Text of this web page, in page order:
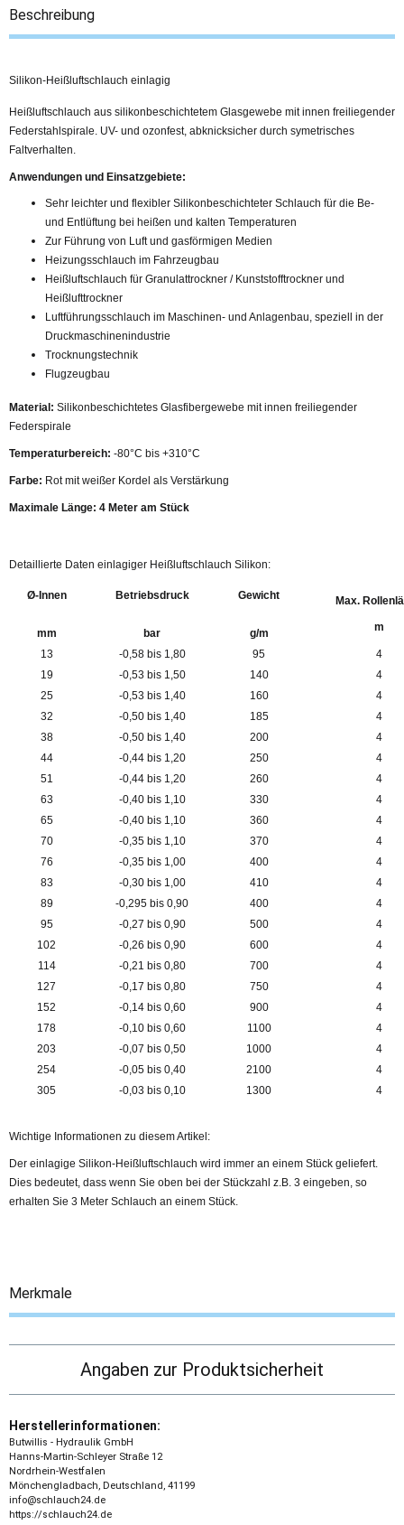
Beschreibung
Silikon-Heißluftschlauch einlagig
Heißluftschlauch aus silikonbeschichtetem Glasgewebe mit innen freiliegender
Federstahlspirale. UV- und ozonfest, abknicksicher durch symetrisches
Faltverhalten.
Anwendungen und Einsatzgebiete:
Sehr leichter und flexibler Silikonbeschichteter Schlauch für die Be-
und Entlüftung bei heißen und kalten Temperaturen
Zur Führung von Luft und gasförmigen Medien
Heizungsschlauch im Fahrzeugbau
Heißluftschlauch für Granulattrockner / Kunststofftrockner und
Heißlufttrockner
Luftführungsschlauch im Maschinen- und Anlagenbau, speziell in der
Druckmaschinenindustrie
Trocknungstechnik
Flugzeugbau
Material: Silikonbeschichtetes Glasfibergewebe mit innen freiliegender
Federspirale
Temperaturbereich: -80°C bis +310°C
Farbe: Rot mit weißer Kordel als Verstärkung
Maximale Länge: 4 Meter am Stück
Detaillierte Daten einlagiger Heißluftschlauch Silikon:
Ø-Innen
mm
Betriebsdruck
bar
Gewicht
g/m
Max.
m
13 -0,58 bis 1,80 95
4
19
-0,53 bis 1,50 140
4
25
-0,53 bis 1,40 160
4
32
-0,50 bis 1,40 185
4
38
-0,50 bis 1,40 200
4
44
-0,44 bis 1,20 250
4
51
-0,44 bis 1,20 260
4
63
-0,40 bis 1,10 330
4
65
-0,40 bis 1,10 360
4
70
-0,35 bis 1,10 370
4
76
-0,35 bis 1,00 400
4
83
-0,30 bis 1,00 410
4
89
-0,295 bis 0,90 400
4
95
-0,27 bis 0,90 500
4
102
-0,26 bis 0,90 600
4
114
-0,21 bis 0,80 700
4
127
-0,17 bis 0,80 750
4
152
-0,14 bis 0,60 900
4
178
-0,10 bis 0,60 1100
4
203
-0,07 bis 0,50 1000
4
254
-0,05 bis 0,40 2100
4
305
-0,03 bis 0,10 1300 4
Wichtige Informationen zu diesem Artikel:
Der einlagige Silikon-Heißluftschlauch wird immer an einem Stück geliefert.
Dies bedeutet, dass wenn Sie oben bei der Stückzahl z.B. 3 eingeben, so
erhalten Sie 3 Meter Schlauch an einem Stück.
Merkmale
Angaben zur Produktsicherheit
Herstellerinformationen:
Butwillis - Hydraulik GmbH
Hanns-Martin-Schleyer Straße 12
Nordrhein-Westfalen
Mönchengladbach, Deutschland, 41199
info@schlauch24.de
https://schlauch24.de